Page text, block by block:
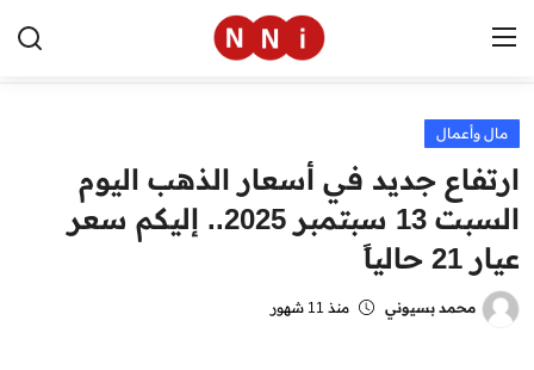
الرئيسية
اخبار مصر
العالم
الرياضة
مال وأعمال
ارتفاع جديد في أسعار الذهب اليوم
السبت 13 سبتمبر 2025.. إليكم سعر
عيار 21 حالياً
محمد بسيوني منذ 11 شهور